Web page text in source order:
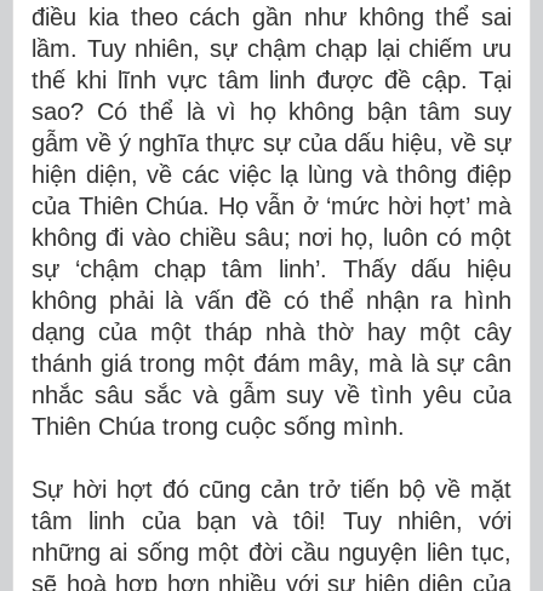
điều kia theo cách gần như không thể sai
lầm. Tuy nhiên, sự chậm chạp lại chiếm ưu
thế khi lĩnh vực tâm linh được đề cập. Tại
sao? Có thể là vì họ không bận tâm suy
gẫm về ý nghĩa thực sự của dấu hiệu, về sự
hiện diện, về các việc lạ lùng và thông điệp
của Thiên Chúa. Họ vẫn ở ‘mức hời hợt’ mà
không đi vào chiều sâu; nơi họ, luôn có một
sự ‘chậm chạp tâm linh’. Thấy dấu hiệu
không phải là vấn đề có thể nhận ra hình
dạng của một tháp nhà thờ hay một cây
thánh giá trong một đám mây, mà là sự cân
nhắc sâu sắc và gẫm suy về tình yêu của
Thiên Chúa trong cuộc sống mình.
Sự hời hợt đó cũng cản trở tiến bộ về mặt
tâm linh của bạn và tôi! Tuy nhiên, với
những ai sống một đời cầu nguyện liên tục,
sẽ hoà hợp hơn nhiều với sự hiện diện của